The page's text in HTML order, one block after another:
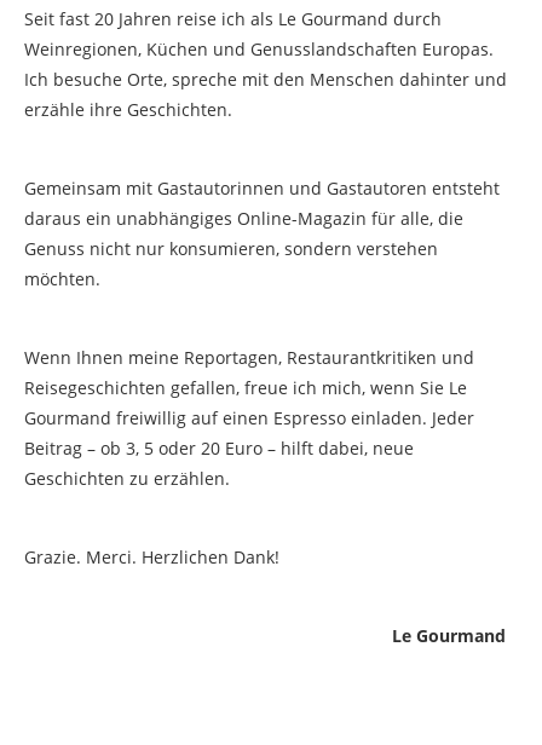
Seit fast 20 Jahren reise ich als Le Gourmand durch
Weinregionen, Küchen und Genusslandschaften Europas.
Ich besuche Orte, spreche mit den Menschen dahinter und
erzähle ihre Geschichten.
Gemeinsam mit Gastautorinnen und Gastautoren entsteht
daraus ein unabhängiges Online-Magazin für alle, die
Genuss nicht nur konsumieren, sondern verstehen
möchten.
Wenn Ihnen meine Reportagen, Restaurantkritiken und
Reisegeschichten gefallen, freue ich mich, wenn Sie Le
Gourmand freiwillig auf einen Espresso einladen. Jeder
Beitrag – ob 3, 5 oder 20 Euro – hilft dabei, neue
Geschichten zu erzählen.
Grazie. Merci. Herzlichen Dank!
Le Gourmand